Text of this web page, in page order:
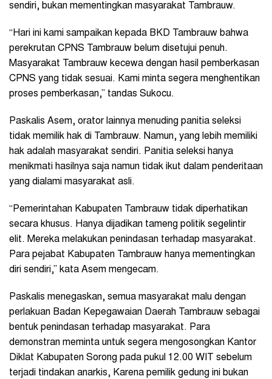
sendiri, bukan mementingkan masyarakat Tambrauw.
“Hari ini kami sampaikan kepada BKD Tambrauw bahwa
perekrutan CPNS Tambrauw belum disetujui penuh.
Masyarakat Tambrauw kecewa dengan hasil pemberkasan
CPNS yang tidak sesuai. Kami minta segera menghentikan
proses pemberkasan,” tandas Sukocu.
Paskalis Asem, orator lainnya menuding panitia seleksi
tidak memilik hak di Tambrauw. Namun, yang lebih memiliki
hak adalah masyarakat sendiri. Panitia seleksi hanya
menikmati hasilnya saja namun tidak ikut dalam penderitaan
yang dialami masyarakat asli.
“Pemerintahan Kabupaten Tambrauw tidak diperhatikan
secara khusus. Hanya dijadikan tameng politik segelintir
elit. Mereka melakukan penindasan terhadap masyarakat.
Para pejabat Kabupaten Tambrauw hanya mementingkan
diri sendiri,” kata Asem mengecam.
Paskalis menegaskan, semua masyarakat malu dengan
perlakuan Badan Kepegawaian Daerah Tambrauw sebagai
bentuk penindasan terhadap masyarakat. Para
demonstran meminta untuk segera mengosongkan Kantor
Diklat Kabupaten Sorong pada pukul 12.00 WIT sebelum
terjadi tindakan anarkis, Karena pemilik gedung ini bukan